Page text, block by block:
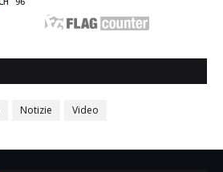
Notizie Video